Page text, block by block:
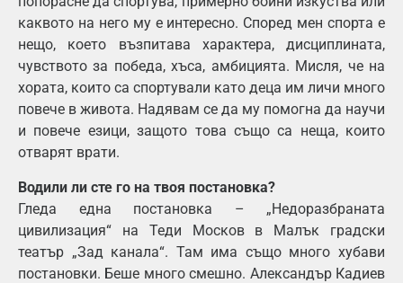
каквото на него му е интересно. Според мен спорта е
нещо, което възпитава характера, дисциплината,
чувството за победа, хъса, амбицията. Мисля, че на
хората, които са спортували като деца им личи много
повече в живота. Надявам се да му помогна да научи
и повече езици, защото това също са неща, които
отварят врати.
Водили ли сте го на твоя постановка?
Гледа една постановка – „Недоразбраната
цивилизация“ на Теди Москов в Малък градски
театър „Зад канала“. Там има също много хубави
постановки. Беше много смешно. Александър Кадиев